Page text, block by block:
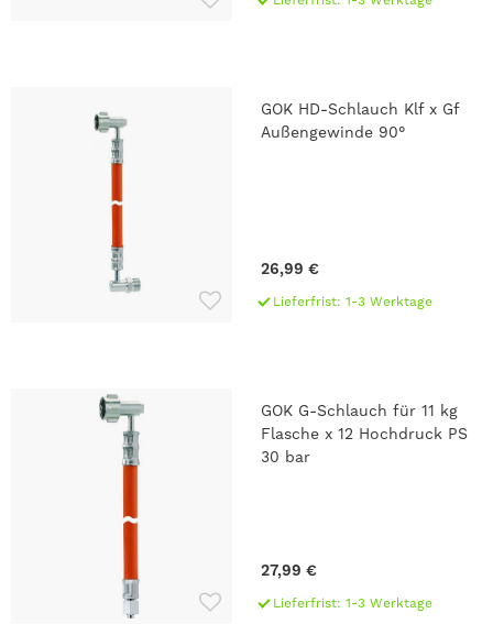
GOK HD-Schlauch Klf x Gf
Außengewinde 90°
26,99 €
Lieferfrist: 1-3 Werktage
GOK G-Schlauch für 11 kg
Flasche x 12 Hochdruck PS
30 bar
27,99 €
Lieferfrist: 1-3 Werktage